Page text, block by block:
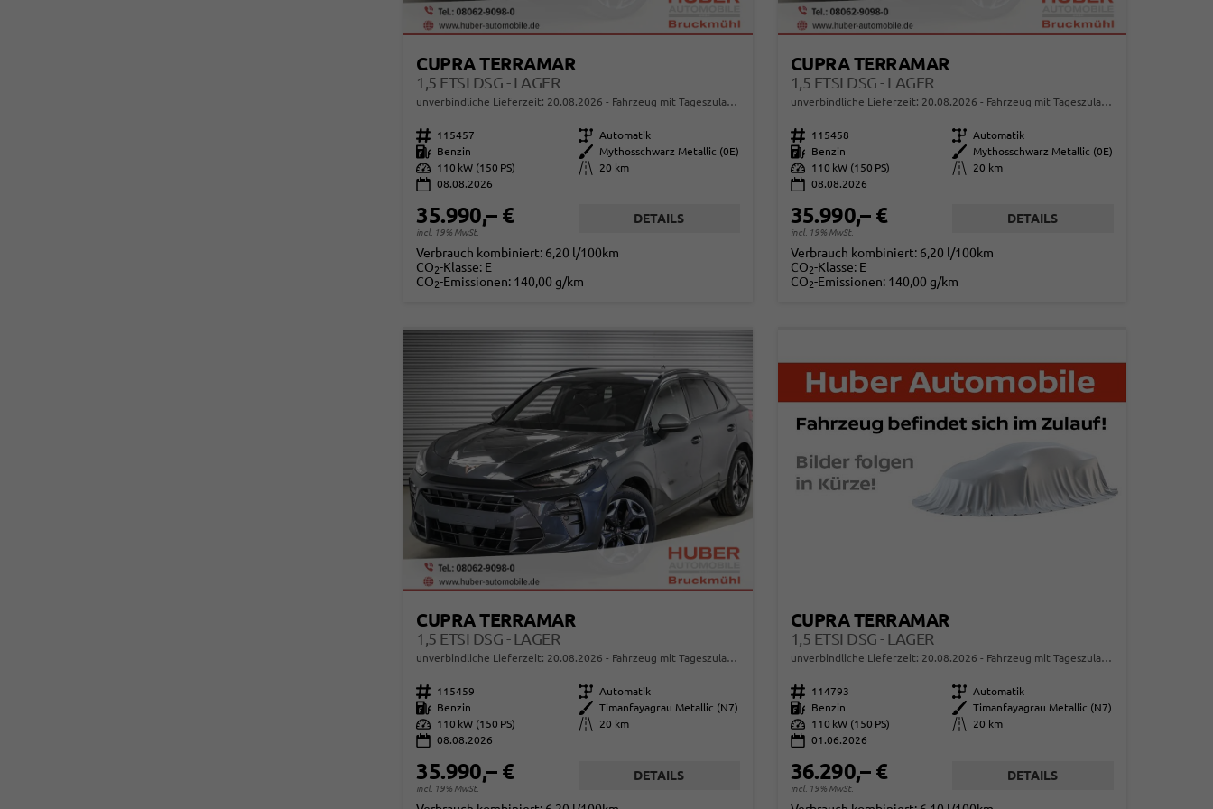
CUPRA TERRAMAR
1,5 ETSI DSG - LAGER
unverbindliche Lieferzeit: 20.08.2026 Fahrzeug mit Tageszulassung
Fahrzeugnr. 115457 Getriebe Automatik
Kraftstoff
Benzin Außenfarbe
Mythosschwarz Metallic (0E)
Leistung
110 kW (150 PS) Kilometerstand
20 km
08.08.2026
35.990,– €
incl. 19% MwSt.
DETAILS
Verbrauch kombiniert: 6,20 l/100km
CO2-Klasse: E
CO2-Emissionen: 140,00 g/km
CUPRA TERRAMAR
1,5 ETSI DSG - LAGER
unverbindliche Lieferzeit: 20.08.2026 Fahrzeug mit Tageszulassung
Fahrzeugnr. 115458 Getriebe Automatik
Kraftstoff
Benzin Außenfarbe
Mythosschwarz Metallic (0E)
Leistung
110 kW (150 PS) Kilometerstand
20 km
08.08.2026
35.990,– €
incl. 19% MwSt.
DETAILS
Verbrauch kombiniert: 6,20 l/100km
CO2-Klasse: E
CO2-Emissionen: 140,00 g/km
CUPRA TERRAMAR
1,5 ETSI DSG - LAGER
unverbindliche Lieferzeit: 20.08.2026 Fahrzeug mit Tageszulassung
Fahrzeugnr. 115459 Getriebe Automatik
Kraftstoff
Benzin Außenfarbe
Timanfayagrau Metallic (N7)
Leistung
110 kW (150 PS) Kilometerstand
20 km
08.08.2026
35.990,– €
incl. 19% MwSt.
DETAILS
CUPRA TERRAMAR
1,5 ETSI DSG - LAGER
unverbindliche Lieferzeit: 20.08.2026 Fahrzeug mit Tageszulassung
Fahrzeugnr. 114793 Getriebe Automatik
Kraftstoff
Benzin Außenfarbe
Timanfayagrau Metallic (N7)
Leistung
110 kW (150 PS) Kilometerstand
20 km
01.06.2026
36.290,– €
incl. 19% MwSt.
DETAILS